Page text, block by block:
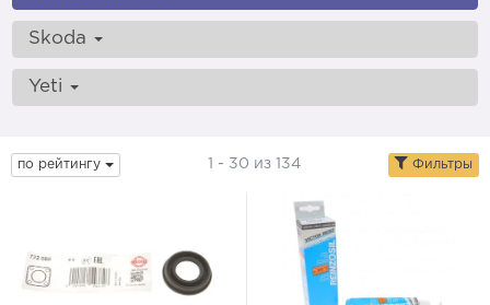
Skoda
Yeti
по рейтингу 1 - 30 из 134 Фильтры